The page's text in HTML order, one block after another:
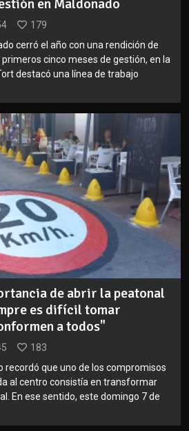
en Maldonado
179
cerró el año con una rendición de
cinco meses de gestión, en la
destacó una línea de trabajo
de abrir la peatonal
es difícil tomar
a todos"
183
recordó que uno de los compromisos
al centro consistía en transformar
En ese sentido, este domingo 7 de